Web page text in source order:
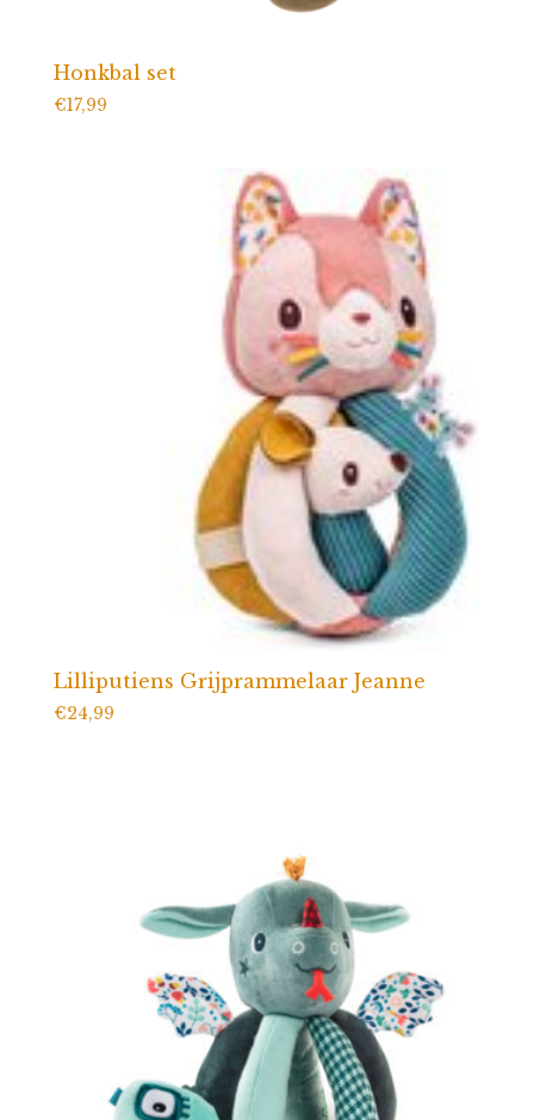
Honkbal set
€17,99
Lilliputiens Grijprammelaar Jeanne
€24,99